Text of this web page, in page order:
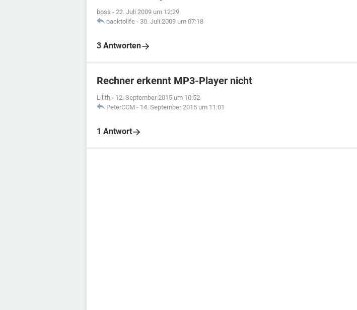
boss - 22. Juli 2009 um 12:29
backtolife - 30. Juli 2009 um 07:18
3 Antworten
Rechner erkennt MP3-Player nicht
Lilith - 12. September 2015 um 10:52
PeterCCM - 14. September 2015 um 11:01
1 Antwort